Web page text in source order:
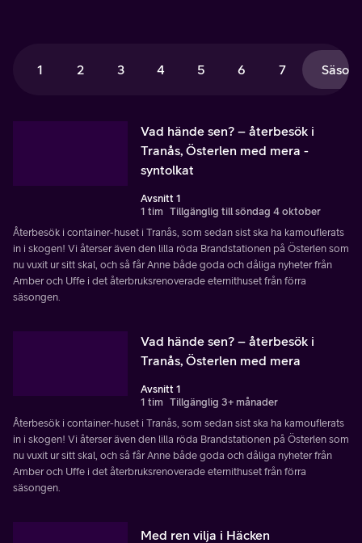
1 2 3 4 5 6 7
Vad hände sen? – återbesök i
Tranås, Österlen med mera -
syntolkat
Avsnitt 1
1 tim Tillgänglig till söndag 4 oktober
Återbesök i container-huset i Tranås, som sedan sist ska ha kamouflerats
in i skogen! Vi återser även den lilla röda Brandstationen på Österlen som
nu vuxit ur sitt skal, och så får Anne både goda och dåliga nyheter från
Amber och Uffe i det återbruksrenoverade eternithuset från förra
säsongen.
Vad hände sen? – återbesök i
Tranås, Österlen med mera
Avsnitt 1
1 tim Tillgänglig 3+ månader
Återbesök i container-huset i Tranås, som sedan sist ska ha kamouflerats
in i skogen! Vi återser även den lilla röda Brandstationen på Österlen som
nu vuxit ur sitt skal, och så får Anne både goda och dåliga nyheter från
Amber och Uffe i det återbruksrenoverade eternithuset från förra
säsongen.
Med ren vilja i Häcken